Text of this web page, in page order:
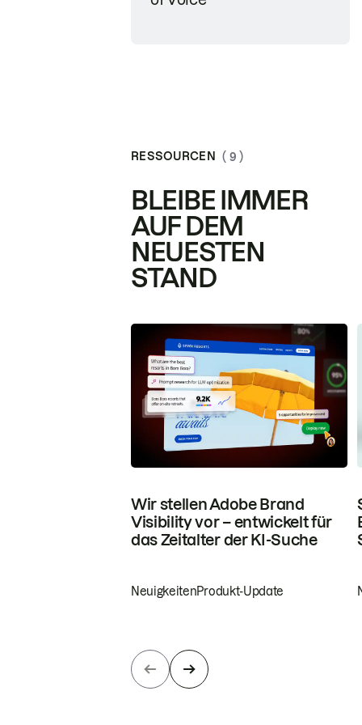
RESSOURCEN ( 9 )
BLEIBE IMMER
AUF DEM
NEUESTEN
STAND
Wir stellen Adobe Brand
Visibility vor – entwickelt für
das Zeitalter der KI-Suche
NeuigkeitenProdukt-Update